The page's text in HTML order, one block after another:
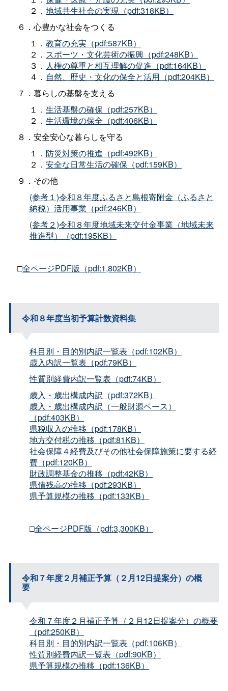
２． 地域共生社会の実現（pdf:318KB）
６．心豊かな社会をつくる
１． 教育の充実（pdf:587KB）
２． スポーツ・文化芸術の振興（pdf:248KB）
３． 人権の尊重と相互理解の促進（pdf:164KB）
４． 自然、歴史・文化の保全と活用（pdf:204KB）
７．暮らしの基盤を支える
１． 生活基盤の確保（pdf:257KB）
２． 生活環境の保全（pdf:406KB）
８．安全安心な暮らしを守る
１． 防災対策の推進（pdf:492KB）
２． 安全な日常生活の確保（pdf:159KB）
９．その他
(参考１)令和８年度ふるさと島根寄附金（ふるさと
納税）活用事業（pdf:246KB）
(参考２)令和８年度地域未来交付金事業（地域未来
推進型）（pdf:195KB）
□全ページPDF版（pdf:1,802KB）
令和８年度当初予算計数資料集
科目別・目的別内訳一覧表（pdf:102KB）
歳入内訳一覧表（pdf:79KB）
性質別経費内訳一覧表（pdf:74KB）
歳入・歳出構成内訳（pdf:372KB）
歳入・歳出構成内訳（一般財源ベース）
（pdf:403KB）
県税収入の推移（pdf:178KB）
地方交付税の推移（pdf:81KB）
社会保障４経費及びその他社会保障施策に要する経
費（pdf:120KB）
財政調整基金の推移（pdf:42KB）
県債残高の推移（pdf:293KB）
県予算規模の推移（pdf:133KB）
□全ページPDF版（pdf:3,300KB）
令和７年度２月補正予算（２月12日提案分）の概
要
令和７年度２月補正予算（２月12日提案分）の概要
（pdf:250KB）
科目別・目的別内訳一覧表（pdf:106KB）
性質別経費内訳一覧表（pdf:90KB）
県予算規模の推移（pdf:136KB）